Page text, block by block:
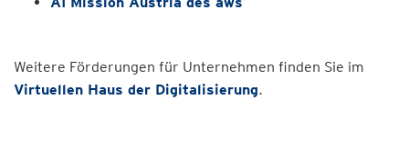
Weitere Förderungen für Unternehmen finden Sie im
Virtuellen Haus der Digitalisierung.